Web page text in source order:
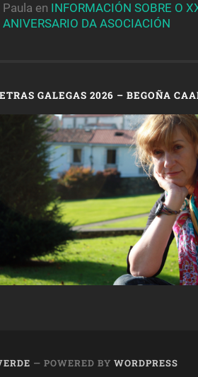
Paula en INFORMACIÓN SOBRE O
ANIVERSARIO DA ASOCIACIÓN
GALEGAS 2026 – BEGOÑA
— POWERED BYWORDPRESS